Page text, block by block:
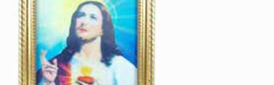
Afrekenen
Over Toetie & Zo
Gastenboek